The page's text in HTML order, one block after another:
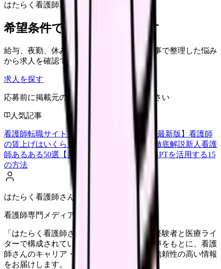
はたらく看護師さん 求人
希望条件で看護師求人を探す
給与、夜勤、休み、ブランクなど、この記事で整理した悩み
から求人を確認できます。
求人を探す
応募前に掲載元の最新情報を確認してください
人気記事
看護師転職サイトランキングTOP5【2026年最新版】 看護師
の賃上げはいくら？2026年度の最新情報を徹底解説新人看護
師あるある50選【共感必至】
看護師がChatGPTを活用する15
の方法
はたらく看護師さん編集部
看護師専門メディア
「はたらく看護師さん」編集部は、看護師経験者と医療ライ
ターで構成されています。現場のリアルな声をもとに、看護
師さんのキャリア・転職・働き方に関する信頼性の高い情報
をお届けします。